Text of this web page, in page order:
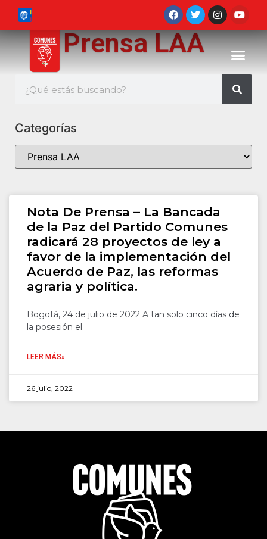
Prensa LAA
Categorías
Nota De Prensa – La Bancada
de la Paz del Partido Comunes
radicará 28 proyectos de ley a
favor de la implementación del
Acuerdo de Paz, las reformas
agraria y política.
Bogotá, 24 de julio de 2022 A tan solo cinco días de
la posesión el
LEER MÁS»
26 julio, 2022